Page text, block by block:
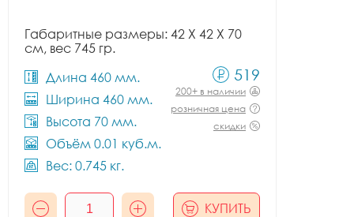
Габаритные размеры: 42 X 42 X 70
см, вес 745 гр.
Длина 460 мм.
Ширина 460 мм.
Высота 70 мм.
Объём 0.01 куб.м.
Вес: 0.745 кг.
519
200+ в наличии
розничная цена
скидки
КУПИТЬ